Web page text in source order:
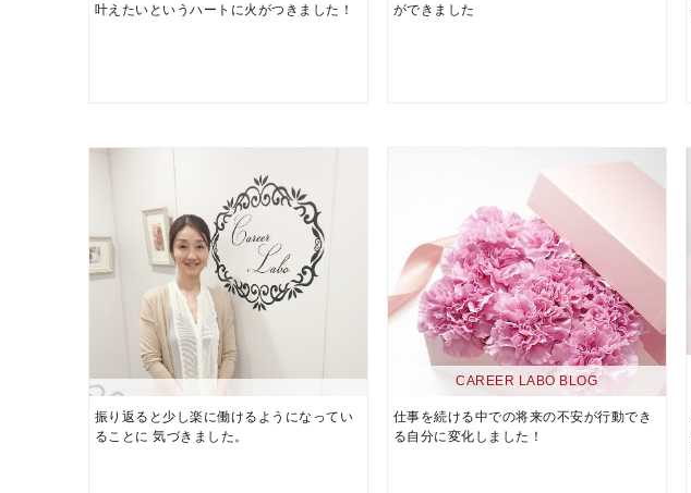
叶えたいというハートに火がつきました！
ができました
振り返ると少し楽に働けるようになってい
ることに 気づきました。
CAREER LABO BLOG
仕事を続ける中での将来の不安が行動でき
る自分に変化しました！